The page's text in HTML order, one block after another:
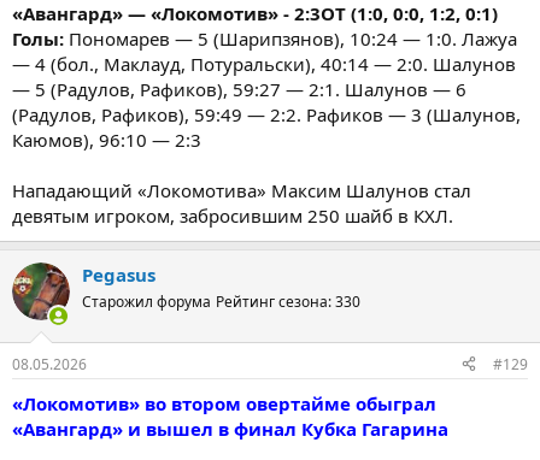
«Авангард» — «Локомотив» - 2:3ОТ (1:0, 0:0, 1:2, 0:1)
Голы: Пономарев — 5 (Шарипзянов), 10:24 — 1:0. Лажуа
— 4 (бол., Маклауд, Потуральски), 40:14 — 2:0. Шалунов
— 5 (Радулов, Рафиков), 59:27 — 2:1. Шалунов — 6
(Радулов, Рафиков), 59:49 — 2:2. Рафиков — 3 (Шалунов,
Каюмов), 96:10 — 2:3
Нападающий «Локомотива» Максим Шалунов стал
девятым игроком, забросившим 250 шайб в КХЛ.
Pegasus
Старожил форума Рейтинг сезона: 330
08.05.2026 #129
«Локомотив» во втором овертайме обыграл
«Авангард» и вышел в финал Кубка Гагарина